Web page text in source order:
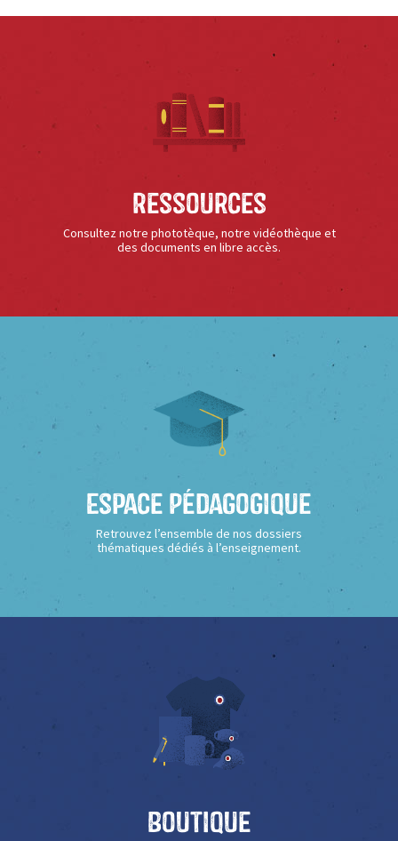
Ressources
Consultez notre phototèque, notre vidéothèque et
des documents en libre accès.
Espace Pédagogique
Retrouvez l’ensemble de nos dossiers
thématiques dédiés à l’enseignement.
Boutique